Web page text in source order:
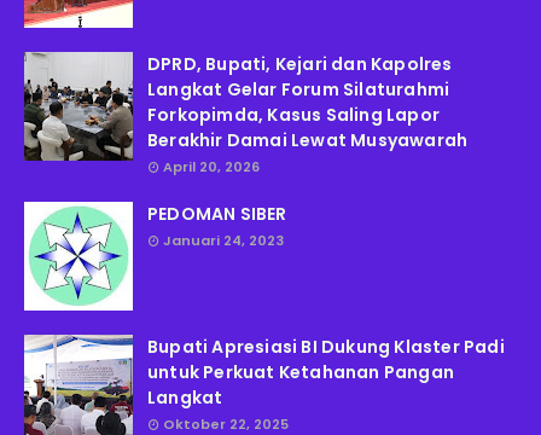
DPRD, Bupati, Kejari dan Kapolres
Langkat Gelar Forum Silaturahmi
Forkopimda, Kasus Saling Lapor
Berakhir Damai Lewat Musyawarah
April 20, 2026
PEDOMAN SIBER
Januari 24, 2023
Bupati Apresiasi BI Dukung Klaster Padi
untuk Perkuat Ketahanan Pangan
Langkat
Oktober 22, 2025